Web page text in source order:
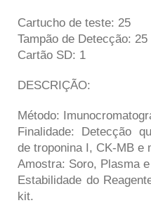
Cartucho de teste: 25
Tampão de Detecção:
Cartão SD: 1
DESCRIÇÃO:
Método:
Finalidade: Detecção
de troponina I, CK-MB e
Amostra: Soro, Plasma
Estabilidade do
kit.